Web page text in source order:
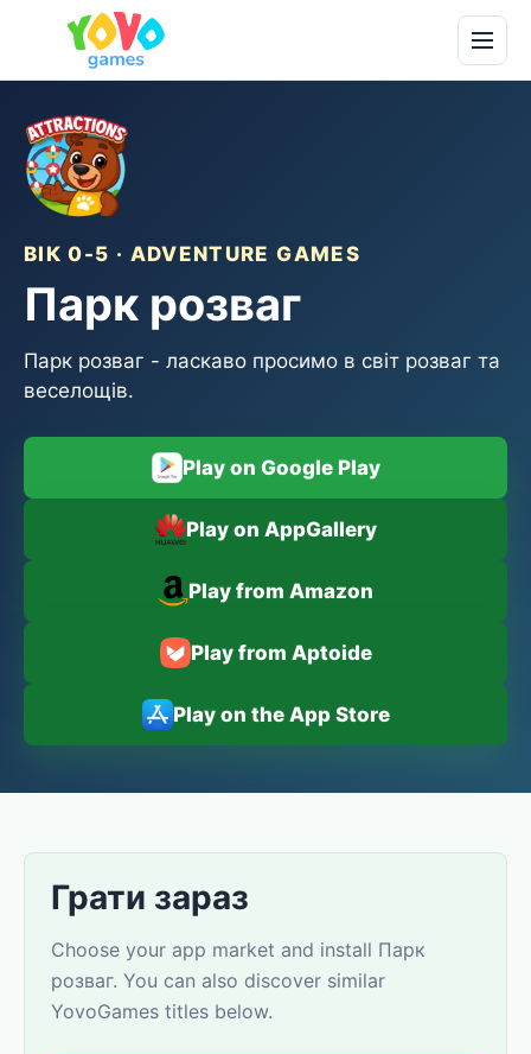
ВІК 0-5 · ADVENTURE GAMES
Парк розваг
Парк розваг - ласкаво просимо в світ розваг та
веселощів.
Play on Google Play
Play on AppGallery
Play from Amazon
Play from Aptoide
Play on the App Store
Грати зараз
Choose your app market and install Парк
розваг. You can also discover similar
YovoGames titles below.